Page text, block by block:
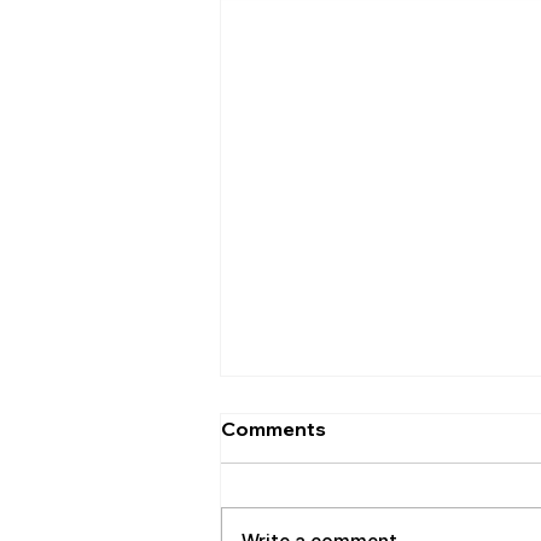
[2026.08.02] “세상에서 제일
Comments